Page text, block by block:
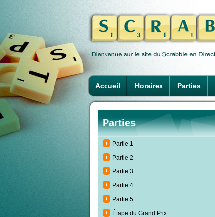
Accueil Horaires Parties
Parties
Partie 1
Partie 2
Partie 3
Partie 4
Partie 5
Étape du Grand Prix